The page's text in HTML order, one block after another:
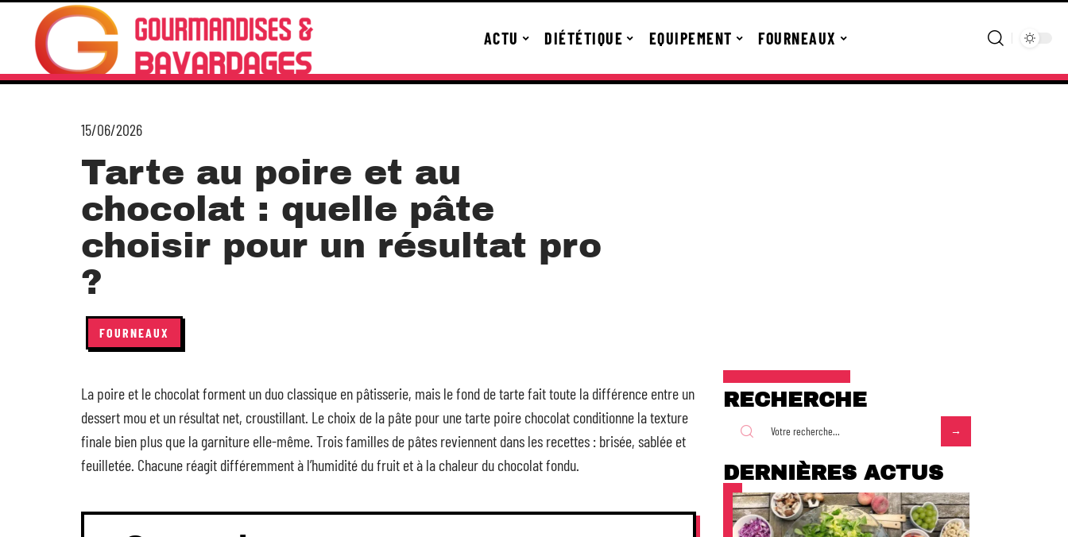
ACTU DIÉTÉTIQUE EQUIPEMENT FOURNEAUX
15/06/2026
Tarte au poire et au
chocolat : quelle pâte
choisir pour un résultat pro
?
FOURNEAUX
La poire et le chocolat forment un duo classique en pâtisserie, mais le fond de tarte fait toute la différence entre un
dessert mou et un résultat net, croustillant. Le choix de la pâte pour une tarte poire chocolat conditionne la texture
finale bien plus que la garniture elle-même. Trois familles de pâtes reviennent dans les recettes : brisée, sablée et
feuilletée. Chacune réagit différemment à l’humidité du fruit et à la chaleur du chocolat fondu.
RECHERCHE
DERNIÈRES ACTUS